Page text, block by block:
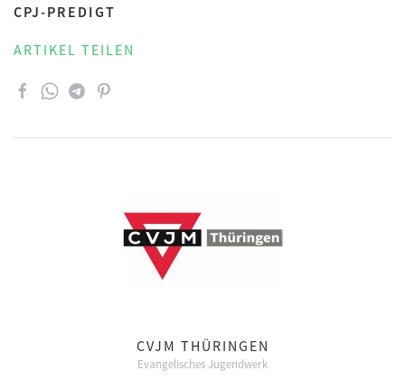
CPJ-PREDIGT
ARTIKEL TEILEN
CVJM THÜRINGEN
Evangelisches Jugendwerk